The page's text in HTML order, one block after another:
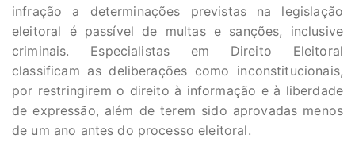
infração a determinações previstas na legislação
eleitoral é passível de multas e sanções, inclusive
criminais. Especialistas em Direito Eleitoral
classificam as deliberações como inconstitucionais,
por restringirem o direito à informação e à liberdade
de expressão, além de terem sido aprovadas menos
de um ano antes do processo eleitoral.